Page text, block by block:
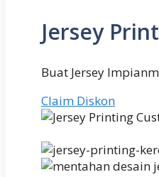
Jersey
Buat Jersey
Claim Diskon